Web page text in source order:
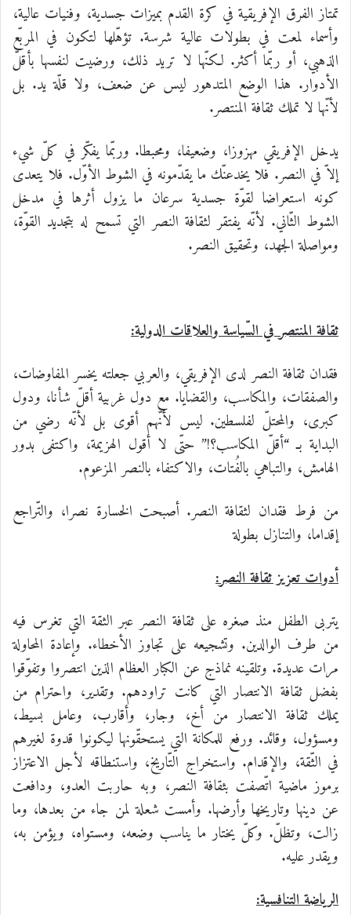
تمتاز الفرق الإفريقية في كرة القدم بميزات جسدية، وفنيات عالية،
وأسماء لمعت في بطولات عالية شرسة. تؤهّلها لتكون في المربّع
الذهبي، أو ربّما أكثر. لكنّها لا تريد ذلك، ورضيت لنفسها بأقلّ
الأدوار. هذا الوضع المتدهور ليس عن ضعف، ولا قلّة يد. بل
لأنّها لا تملك ثقافة المنتصر.
يدخل الإفريقي مهزوزا، وضعيفا، ومحبطا. وربّما يفكّر في كلّ شيء
إلاّ في النصر. فلا يخدعنّك ما يقدّمونه في الشوط الأوّل. فلا يتعدى
كونه استعراضا لقوّة جسدية سرعان ما يزول أثرها في مدخل
الشوط الثّاني. لأنّه يفتقر لثقافة النصر التي تسمح له بتجديد القوّة،
ومواصلة الجهد، وتحقيق النصر.
ثقافة المنتصر في السّياسة والعلاقات الدولية:
فقدان ثقافة النصر لدى الإفريقي، والعربي جعلته يخسر المفاوضات،
والصفقات، والمكاسب، والقضايا. مع دول غربية أقلّ شأنا، ودول
كبرى، والمحتلّ لفلسطين. ليس لأنّهم أقوى بل لأنّه رضي من
البداية بـ “أقلّ المكاسب؟!” حتّى لا أقول الهزيمة، واكتفى بدور
الهامش، والتباهي بالفُتات، والاكتفاء بالنصر المزعوم.
من فرط فقدان لثقافة النصر. أصبحت الخسارة نصرا، والتّراجع
إقداما، والتنازل بطولة
أدوات تعزيز ثقافة النصر:
يتربى الطفل منذ صغره على ثقافة النصر عبر الثقة التي تغرس فيه
من طرف الوالدين. وتشجيعه على تجاوز الأخطاء. وإعادة المحاولة
مرات عديدة. وتلقينه نماذج عن الكبار العظام الذين انتصروا وتفوّقوا
بفضل ثقافة الانتصار التي كانت تراودهم. وتقدير، واحترام من
يملك ثقافة الانتصار من أخ، وجار، وأقارب، وعامل بسيط،
ومسؤول، وقائد. ورفع للمكانة التي يستحقّونها ليكونوا قدوة لغيرهم
في الثّقة، والإقدام. واستخراج التّاريخ، واستنطاقه لأجل الاعتزاز
برموز ماضية اتّصفت بثقافة النصر، وبه حاربت العدو، ودافعت
عن دينها وتاريخها وأرضها. وأمست شعلة لمن جاء من بعدها، وما
زالت، وتظلّ. وكلّ يختار ما يناسب وضعه، ومستواه، ويؤمن به،
ويقدر عليه.
الرياضة التنافسية: